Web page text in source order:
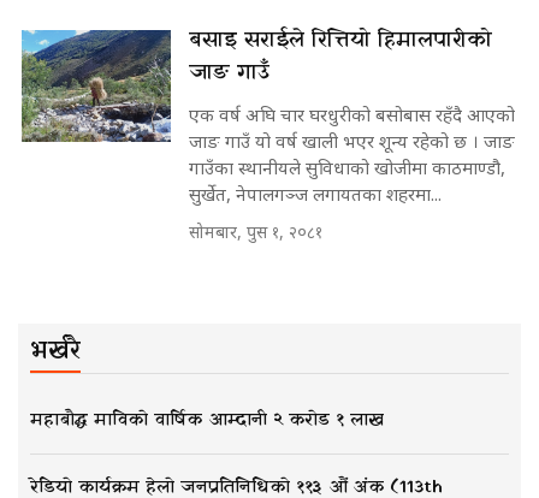
बसाइ सराईले रित्तियो हिमालपारीको
जाङ गाउँ
एक वर्ष अघि चार घरधुरीको बसोबास रहँदै आएको
जाङ गाउँ यो वर्ष खाली भएर शून्य रहेको छ । जाङ
गाउँका स्थानीयले सुविधाको खोजीमा काठमाण्डौ,
सुर्खेत, नेपालगञ्ज लगायतका शहरमा...
सोमबार, पुस १, २०८१
भर्खरै
महाबौद्ध माविको वार्षिक आम्दानी २ करोड १ लाख
रेडियो कार्यक्रम हेलो जनप्रतिनिधिको ११३ औं अंक (113th